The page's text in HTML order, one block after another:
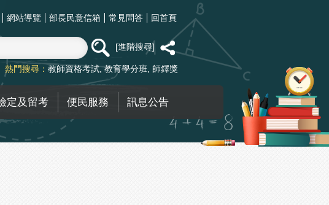
網站導覽 部長民意信箱 常見問答 回首頁
進階搜尋
熱門搜尋： 教師資格考試 教育學分班 師鐸獎
定及留考 便民服務 訊息公告